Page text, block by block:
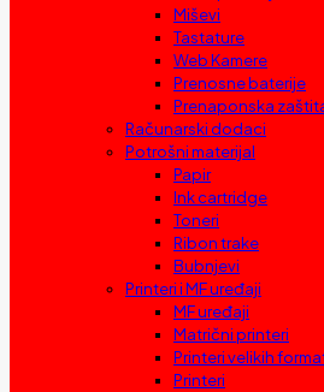
Miševi
Tastature
Web Kamere
Prenosne baterije
Prenaponska
Računarski dodaci
Potrošni materijal
Papir
Ink cartridge
Toneri
Ribon trake
Bubnjevi
Printeri i MF uređaji
MF uređaji
Matrični printeri
Printeri velikih
Printeri